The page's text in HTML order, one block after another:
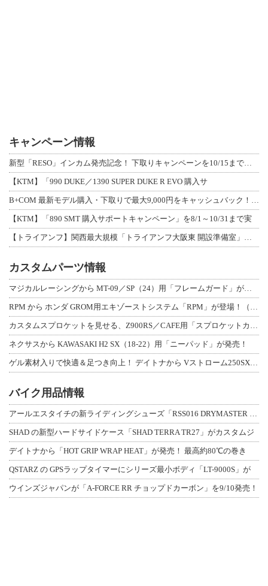
キャンペーン情報
【KTM】「990 DUKE／1390 SUPER DUKE R EVO 購入サ
【KTM】「890 SMT 購入サポートキャンペーン」を8/1～10/31まで実
カスタムパーツ情報
ネクサスから KAWASAKI H2 SX（18-22）用「ニーパッド」が発売！
バイク用品情報
SHAD の新型ハードサイドケース「SHAD TERRA TR27」がカスタムジ
デイトナから「HOT GRIP WRAP HEAT」が発売！ 最高約80℃の巻き
QSTARZ の GPSラップタイマーにシリーズ最小ボディ「LT-9000S」が
ウインズジャパンが「A-FORCE RR チョップドカーボン」を9/10発売！